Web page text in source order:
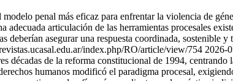
penal más eficaz para enfrentar la violencia de
articulación de las herramientas procesales
deberían asegurar una respuesta coordinada, sostenible
index.php/RO/article/view/754 2026-
décadas de la reforma constitucional de 1994,
humanos modificó el paradigma procesal,